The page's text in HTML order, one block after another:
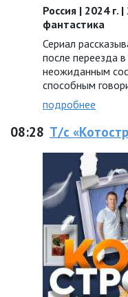
Россия | 2024 г.
фантастика
Сериал
после переезда
неожиданным
способным
подробнее
08:28 Т/с